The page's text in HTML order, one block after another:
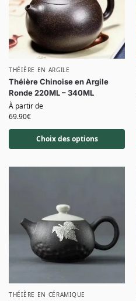
THÉIÈRE EN ARGILE
Théière Chinoise en Argile
Ronde 220ML – 340ML
À partir de
69.90€
Choix des options
THÉIÈRE EN CÉRAMIQUE